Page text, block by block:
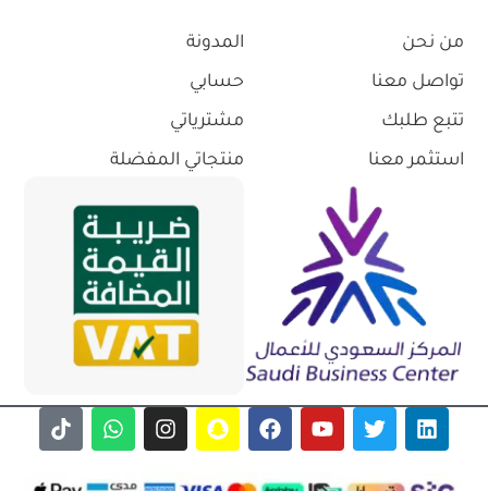
من نحن
تواصل معنا
تتبع طلبك
استثمر معنا
المدونة
حسابي
مشترياتي
منتجاتي المفضلة